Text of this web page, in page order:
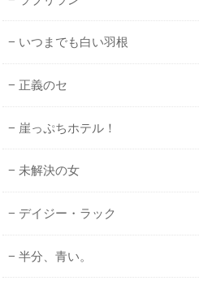
いつまでも白い羽根
正義のセ
崖っぷちホテル！
未解決の女
デイジー・ラック
半分、青い。